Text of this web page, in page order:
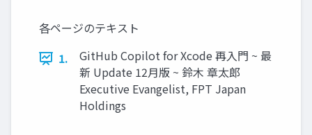
各ページのテキスト
1.
GitHub Copilot for Xcode 再⼊⾨ ~ 最
新 Update 12⽉版 ~ 鈴⽊ 章太郎
Executive Evangelist, FPT Japan
Holdings